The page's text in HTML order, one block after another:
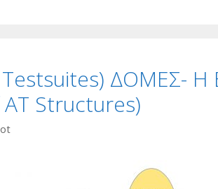
Testsuites) ΔΟΜΕΣ-
Structures)